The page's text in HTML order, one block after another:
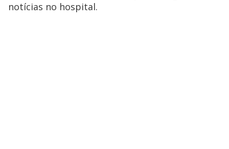
notícias no hospital.